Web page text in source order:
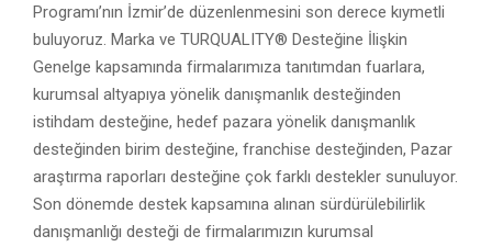
Programı’nın İzmir’de düzenlenmesini son derece kıymetli
buluyoruz. Marka ve TURQUALITY® Desteğine İlişkin
Genelge kapsamında firmalarımıza tanıtımdan fuarlara,
kurumsal altyapıya yönelik danışmanlık desteğinden
istihdam desteğine, hedef pazara yönelik danışmanlık
desteğinden birim desteğine, franchise desteğinden, Pazar
araştırma raporları desteğine çok farklı destekler sunuluyor.
Son dönemde destek kapsamına alınan sürdürülebilirlik
danışmanlığı desteği de firmalarımızın kurumsal